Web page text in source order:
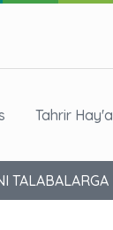
Tahrir
TALABALARGA